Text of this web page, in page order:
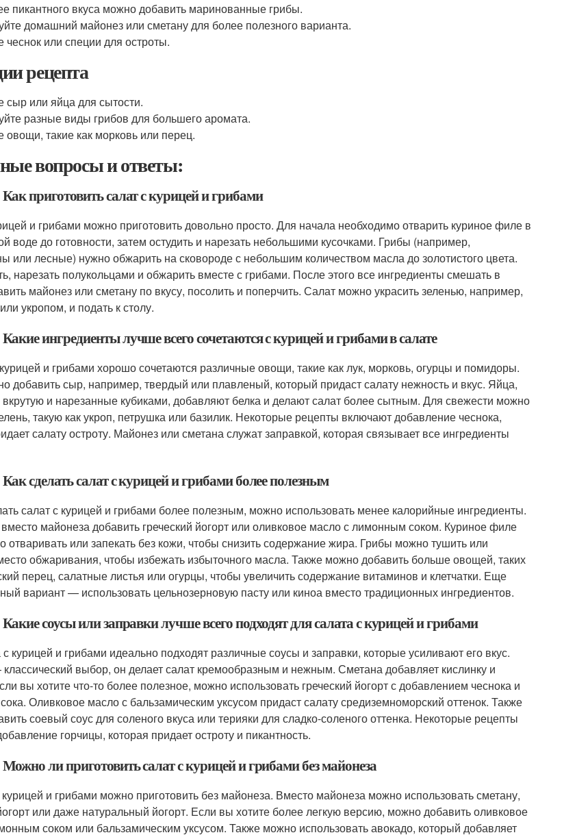
пикантного вкуса можно добавить маринованные грибы.
домашний майонез или сметану для более полезного варианта.
чеснок или специи для остроты.
рецепта
сыр или яйца для сытости.
разные виды грибов для большего аромата.
овощи, такие как морковь или перец.
вопросы и ответы:
приготовить салат с курицей и грибами
и грибами можно приготовить довольно просто. Для начала необходимо отварить куриное филе в
воде до готовности, затем остудить и нарезать небольшими кусочками. Грибы (например,
или лесные) нужно обжарить на сковороде с небольшим количеством масла до золотистого цвета.
нарезать полукольцами и обжарить вместе с грибами. После этого все ингредиенты смешать в
майонез или сметану по вкусу, посолить и поперчить. Салат можно украсить зеленью, например,
укропом, и подать к столу.
ингредиенты лучше всего сочетаются с курицей и грибами в салате
и грибами хорошо сочетаются различные овощи, такие как лук, морковь, огурцы и помидоры.
добавить сыр, например, твердый или плавленый, который придаст салату нежность и вкус. Яйца,
и нарезанные кубиками, добавляют белка и делают салат более сытным. Для свежести можно
такую как укроп, петрушка или базилик. Некоторые рецепты включают добавление чеснока,
салату остроту. Майонез или сметана служат заправкой, которая связывает все ингредиенты
сделать салат с курицей и грибами более полезным
салат с курицей и грибами более полезным, можно использовать менее калорийные ингредиенты.
майонеза добавить греческий йогорт или оливковое масло с лимонным соком. Куриное филе
отваривать или запекать без кожи, чтобы снизить содержание жира. Грибы можно тушить или
обжаривания, чтобы избежать избыточного масла. Также можно добавить больше овощей, таких
перец, салатные листья или огурцы, чтобы увеличить содержание витаминов и клетчатки. Еще
вариант — использовать цельнозерновую пасту или киноа вместо традиционных ингредиентов.
соусы или заправки лучше всего подходят для салата с курицей и грибами
курицей и грибами идеально подходят различные соусы и заправки, которые усиливают его вкус.
выбор, он делает салат кремообразным и нежным. Сметана добавляет кислинку и
вы хотите что-то более полезное, можно использовать греческий йогорт с добавлением чеснока и
Оливковое масло с бальзамическим уксусом придаст салату средиземноморский оттенок. Также
соевый соус для соленого вкуса или терияки для сладко-соленого оттенка. Некоторые рецепты
горчицы, которая придает остроту и пикантность.
ли приготовить салат с курицей и грибами без майонеза
и грибами можно приготовить без майонеза. Вместо майонеза можно использовать сметану,
или даже натуральный йогорт. Если вы хотите более легкую версию, можно добавить оливковое
соком или бальзамическим уксусом. Также можно использовать авокадо, который добавляет